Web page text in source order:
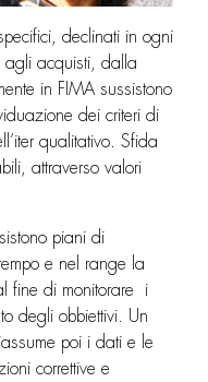
declinati in ogni
agli acquisti, dalla
in FIMA sussistono
dei criteri di
qualitativo. Sfida
attraverso valori
piani di
e nel range la
fine di monitorare i
degli obbiettivi. Un
poi i dati e le
correttive e